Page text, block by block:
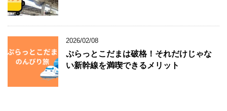
2026/02/08
ぷらっとこだまは破格！それだけじゃな
い新幹線を満喫できるメリット